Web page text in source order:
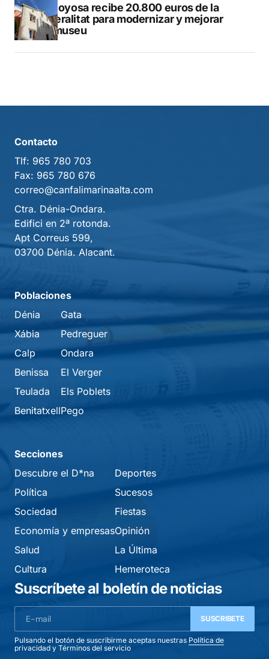
Villajoyosa recibe 20.800 euros de la
Generalitat para modernizar y mejorar
Vilamuseu
Contacto
Tlf: 965 780 703
Fax: 965 780 676
correo@canfalimarinaalta.com
Ctra. Dénia-Ondara.
Edifici en 2ª rotonda.
Apt Correus 599,
03700 Dénia. Alacant.
Poblaciones
Dénia
Xábia
Calp
Benissa
Teulada
Benitatxell
Gata
Pedreguer
Ondara
El Verger
Els Poblets
Pego
Secciones
Descubre el D*na
Política
Sociedad
Economía y empresas
Salud
Cultura
Deportes
Sucesos
Fiestas
Opinión
La Última
Hemeroteca
Suscríbete al boletín de noticias
SUSCRIBETE
Pulsando el botón de suscribirme aceptas nuestras Política de
privacidad y Términos del servicio